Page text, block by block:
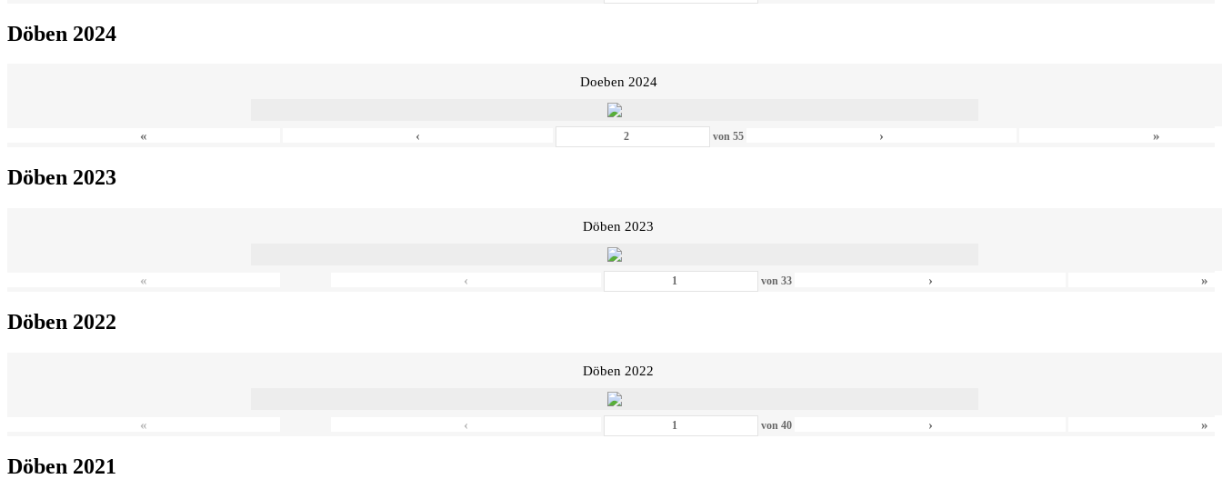
Döben 2024
Doeben 2024
« ‹ von55 › »
Döben 2023
Döben 2023
« ‹ von33 › »
Döben 2022
Döben 2022
« ‹ von40 › »
Döben 2021